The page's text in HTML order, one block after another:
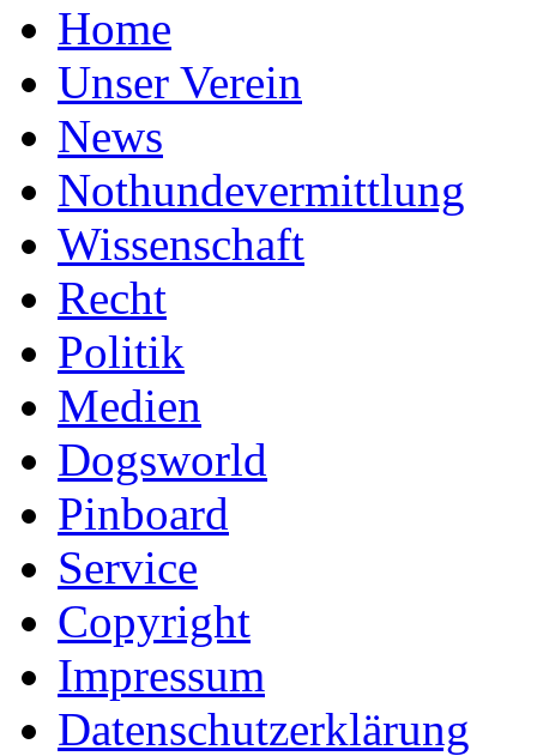
Home
Unser Verein
News
Nothundevermittlung
Wissenschaft
Recht
Politik
Medien
Dogsworld
Pinboard
Service
Copyright
Impressum
Datenschutzerklärung